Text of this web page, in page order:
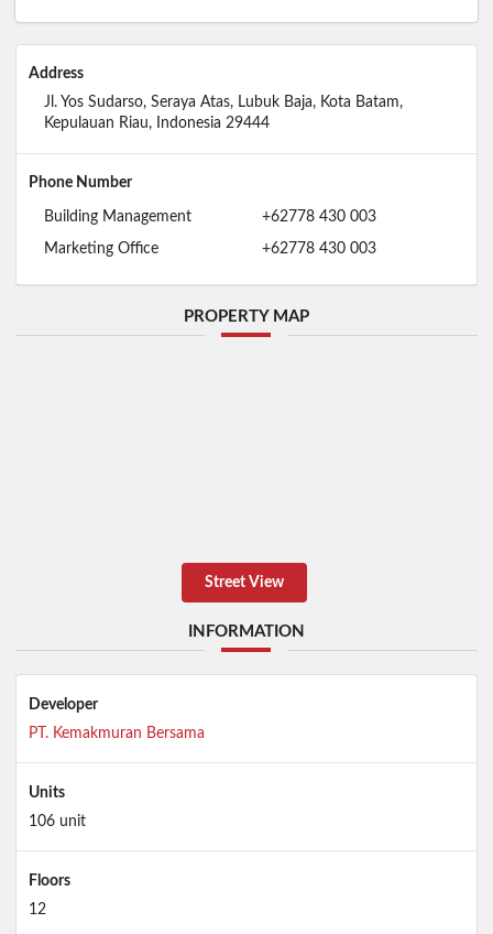
Address
Jl. Yos Sudarso, Seraya Atas, Lubuk Baja, Kota Batam,
Kepulauan Riau, Indonesia 29444
Phone Number
Building Management +62778 430 003
Marketing Office +62778 430 003
PROPERTY MAP
Street View
INFORMATION
Developer
PT. Kemakmuran Bersama
Units
106 unit
Floors
12